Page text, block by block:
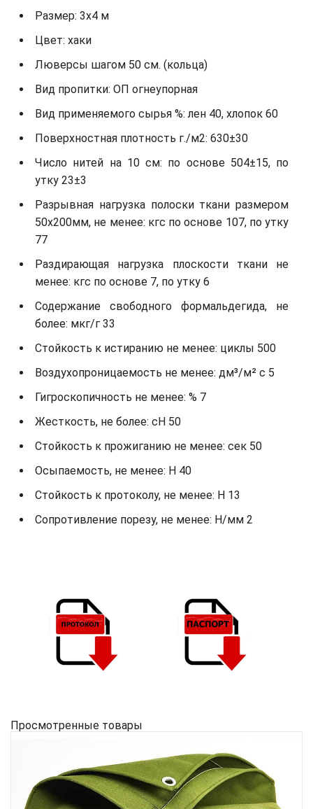
Размер: 3х4 м
Цвет: хаки
Люверсы шагом 50 см. (кольца)
Вид пропитки: ОП огнеупорная
Вид применяемого сырья %: лен 40, хлопок 60
Поверхностная плотность г./м2: 630±30
Число нитей на 10 см: по основе 504±15, по
утку 23±3
Разрывная нагрузка полоски ткани размером
50х200мм, не менее: кгс по основе 107, по утку
77
Раздирающая нагрузка плоскости ткани не
менее: кгс по основе 7, по утку 6
Содержание свободного формальдегида, не
более: мкг/г 33
Стойкость к истиранию не менее: циклы 500
Воздухопроницаемость не менее: дм³/м² с 5
Гигроскопичность не менее: % 7
Жесткость, не более: cH 50
Стойкость к прожиганию не менее: сек 50
Осыпаемость, не менее: H 40
Стойкость к протоколу, не менее: H 13
Сопротивление порезу, не менее: Н/мм 2
Просмотренные товары